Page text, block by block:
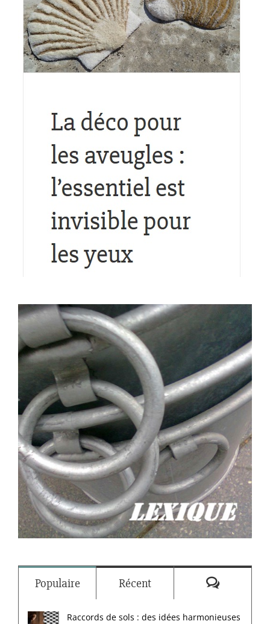
Populaire Récent
Raccords de sols : des idées harmonieuses